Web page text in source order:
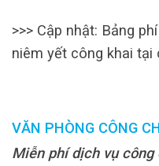
>>> Cập nhật: Bảng
niêm yết công khai tại
VĂN PHÒNG CÔNG
Miễn phí dịch vụ công